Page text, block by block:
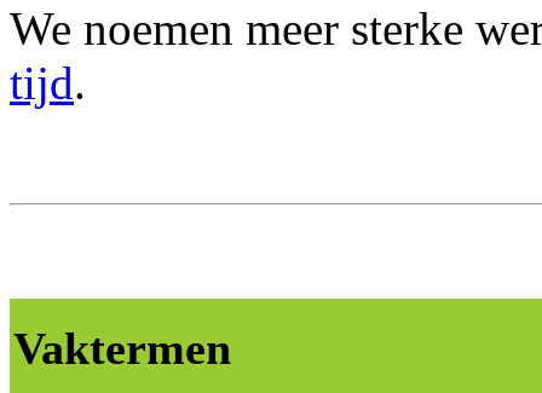
We noemen meer sterke
tijd.
Vaktermen